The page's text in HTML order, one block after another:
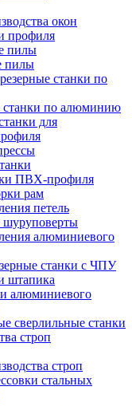
окон
профиля
пилы
пилы
станки по
станки по алюминию
для
ПВХ-профиля
рам
петель
шуруповерты
алюминиевого
станки с ЧПУ
штапика
алюминиевого
сверлильные станки
строп
строп
стальных